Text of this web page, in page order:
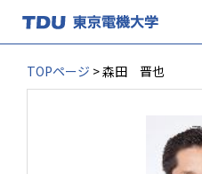
TOPページ > 森田 晋也